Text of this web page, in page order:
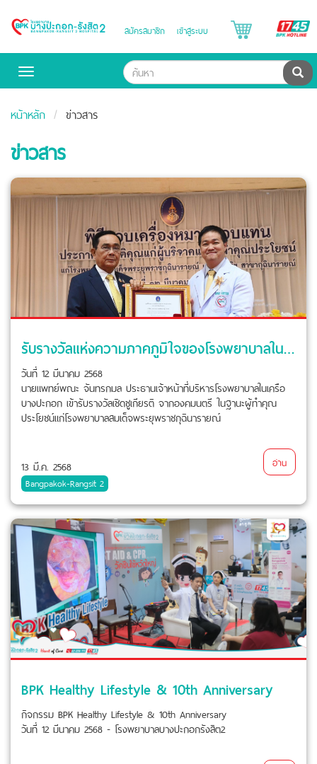
Bangpakok
สมัครสมาชิก เข้าสู่ระบบ
Toggle
ค้น
หน้าหลัก ข่าวสาร
ข่าวสาร
รับรางวัลแห่งความภาคภูมิใจของโรงพยาบาลในเครือบางปะกอก
วันที่ 12 มีนาคม 2568
นายแพทย์พณะ จันทรกมล ประธานเจ้าหน้าที่บริหารโรงพยาบาลในเครือ
บางปะกอก เข้ารับรางวัลเชิดชูเกียรติ จากองคมนตรี ในฐานะผู้ทำคุณ
ประโยชน์แก่โรงพยาบาลสมเด็จพระยุพราชกุฉินารายณ์
13 มี.ค. 2568
Bangpakok-Rangsit 2
อ่าน
BPK Healthy Lifestyle & 10th Anniversary
กิจกรรม BPK Healthy Lifestyle & 10th Anniversary
วันที่ 12 มีนาคม 2568 - โรงพยาบาลบางปะกอกรังสิต2